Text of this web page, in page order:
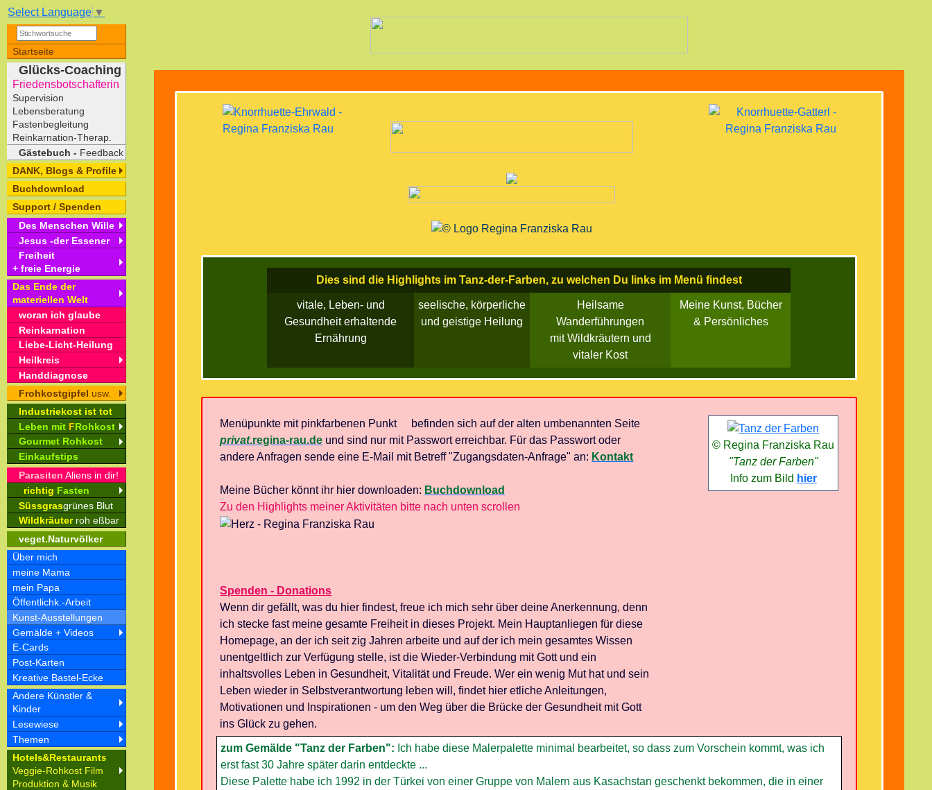
Select Language ▼
Startseite
Glücks-Coaching
Friedensbotschafterin
Supervision
Lebensberatung
Fastenbegleitung
Reinkarnation-Therap.
Gästebuch - Feedback
DANK, Blogs & Profile
Buchdownload
Support / Spenden
Des Menschen Wille
Jesus -der Essener
Freiheit
+ freie Energie
Das Ende der
materiellen Welt
woran ich glaube
Reinkarnation
Liebe-Licht-Heilung
Heilkreis
Handdiagnose
Frohkostgipfel usw.
Industriekost ist tot
Leben mit FRohkost
Gourmet Rohkost
Einkaufstips
Parasiten Aliens in dir!
richtig Fasten
Süssgrasgrünes Blut
Wildkräuterroh eßbar
veget.Naturvölker
Über mich
meine Mama
mein Papa
Öffentlichk.-Arbeit
Kunst-Ausstellungen
Gemälde + Videos
E-Cards
Post-Karten
Kreative Bastel-Ecke
Andere Künstler &
Kinder
Lesewiese
Themen
Hotels&Restaurants
Veggie-Rohkost Film
Produktion & Musik
Dies sind die Highlights im Tanz-der-Farben, zu welchen Du links im Menü findest
vitale, Leben- und
Gesundheit erhaltende
Ernährung
seelische, körperliche
und geistige Heilung
Heilsame
Wanderführungen
mit Wildkräutern und
vitaler Kost
Meine Kunst, Bücher
& Persönliches
Menüpunkte mit pinkfarbenen Punkt
befinden sich auf der alten umbenannten Seite
privat.regina-rau.de und sind nur mit Passwort erreichbar. Für das Passwort oder
andere Anfragen sende eine E-Mail mit Betreff "Zugangsdaten-Anfrage" an: Kontakt
Meine Bücher könnt ihr hier downloaden: Buchdownload
Zu den Highlights meiner Aktivitäten bitte nach unten scrollen
Spenden - Donations
Wenn dir gefällt, was du hier findest, freue ich mich sehr über deine Anerkennung, denn
ich stecke fast meine gesamte Freiheit in dieses Projekt. Mein Hauptanliegen für diese
Homepage, an der ich seit zig Jahren arbeite und auf der ich mein gesamtes Wissen
unentgeltlich zur Verfügung stelle, ist die Wieder-Verbindung mit Gott und ein
inhaltsvolles Leben in Gesundheit, Vitalität und Freude. Wer ein wenig Mut hat und sein
Leben wieder in Selbstverantwortung leben will, findet hier etliche Anleitungen,
Motivationen und Inspirationen - um den Weg über die Brücke der Gesundheit mit Gott
ins Glück zu gehen.
© Regina Franziska Rau
"Tanz der Farben"
Info zum Bild hier
zum Gemälde "Tanz der Farben": Ich habe diese Malerpalette minimal bearbeitet, so dass zum Vorschein kommt, was ich
erst fast 30 Jahre später darin entdeckte ...
Diese Palette habe ich 1992 in der Türkei von einer Gruppe von Malern aus Kasachstan geschenkt bekommen, die in einer